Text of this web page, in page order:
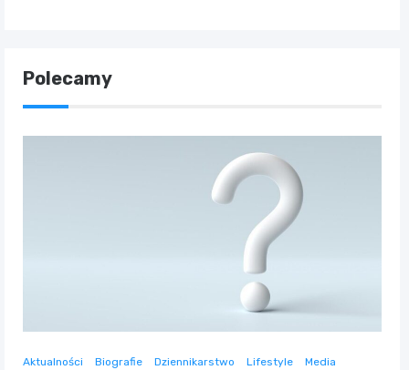
Polecamy
Aktualności Biografie Dziennikarstwo Lifestyle Media